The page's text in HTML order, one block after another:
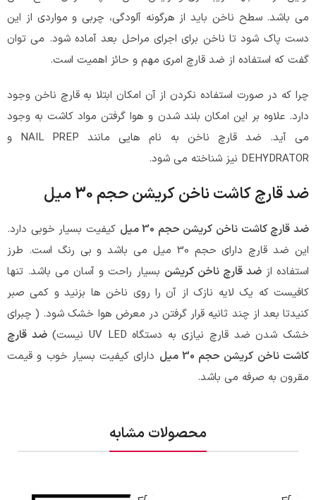
می باشد. سطح ناخن باید از هرگونه آلودگی، چربی و مواردی از این
دست پاک شود تا ناخن برای اجرای مراحل بعد آماده شود. می توان
گفت که استفاده از ضد قارچ امری مهم و حائز اهمیت است.
چرا که در صورت استفاده نکردن از آن امکان ابتلا به قارچ ناخن وجود
دارد. علاوه بر این امکان بلند شدن و هوا گرفتن مواد کاشت به وجود
می آید. ضد قارچ ناخن به نام هایی مانند NAIL PREP و
DEHYDRATOR نیز شناخته می شود.
ضد قارچ کاشت ناخن کریشن حجم 30 میل
ضد قارچ کاشت ناخن کریشن حجم 30 میل
کیفیت بسیار خوبی دارد.
این ضد قارچ دارای حجم 30 میل می باشد و بی رنگ است. طرز
استفاده ازضد قارچ ناخن کریشن بسیار راحت و آسان می باشد. تنها
کافیست که یک لایه نازک از آن را روی ناخن ها بزنید و کمی صبر
کنیدتا بعد از چند ثانیه قرار گرفتن در معرض هوا خشک شود. ( چبرای
خشک شدن ضد قارچ نیازی به دستگاه UV LED نیست)
ضد قارچ
کاشت ناخن کریشن حجم 30 میل
دارای کیفیت بسیار خوب و قیمت
مقرون به صرفه می باشد.
محصولات مشابه